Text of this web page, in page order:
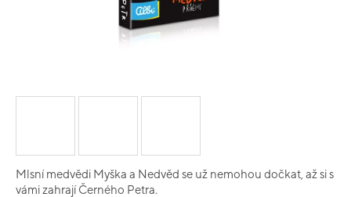
Mlsní medvědi Myška a Nedvěd se už nemohou dočkat, až si s
vámi zahrají Černého Petra.